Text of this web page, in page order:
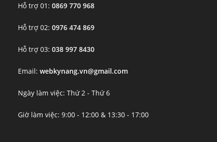
Hỗ trợ 01:0869 770 968
Hỗ trợ 02:0976 474 869
Hỗ trợ 03:038 997 8430
Email:webkynang.vn@gmail.com
Ngày làm việc: Thứ 2 - Thứ 6
Giờ làm việc: 9:00 - 12:00 & 13:30 - 17:00